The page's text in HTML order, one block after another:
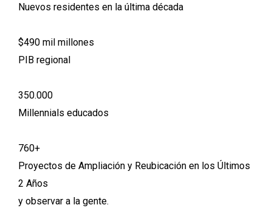
Nuevos residentes en la última década
$490 mil millones
PIB regional
350.000
Millennials educados
760+
Proyectos de Ampliación y Reubicación en los Últimos
2 Años
y observar a la gente.